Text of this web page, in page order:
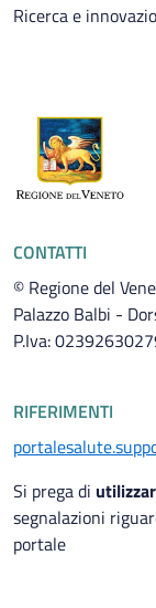
Ricerca e
CONTATTI
© Regione del
Palazzo Balbi -
P.Iva:
RIFERIMENTI
Si prega di
segnalazioni
portale